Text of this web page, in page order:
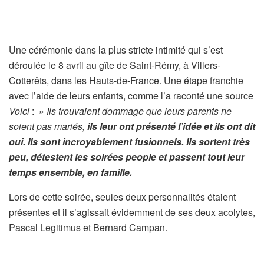
Une cérémonie dans la plus stricte intimité qui s’est
déroulée le 8 avril au gîte de Saint-Rémy, à Villers-
Cotterêts, dans les Hauts-de-France. Une étape franchie
avec l’aide de leurs enfants, comme l’a raconté une source
Voici : » Ils trouvaient dommage que leurs parents ne
soient pas mariés, ils leur ont présenté l’idée et ils ont dit
oui. Ils sont incroyablement fusionnels. Ils sortent très
peu, détestent les soirées people et passent tout leur
temps ensemble, en famille.
Lors de cette soirée, seules deux personnalités étaient
présentes et il s’agissait évidemment de ses deux acolytes,
Pascal Legitimus et Bernard Campan.